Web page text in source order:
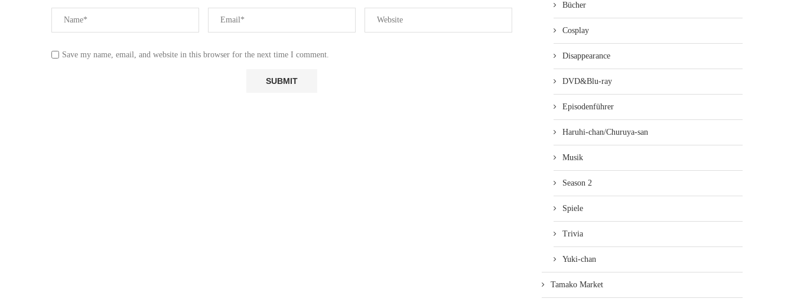
Save my name, email, and website in this browser for the next time I comment.
Bücher
Cosplay
Disappearance
DVD&Blu-ray
Episodenführer
Haruhi-chan/Churuya-san
Musik
Season 2
Spiele
Trivia
Yuki-chan
Tamako Market